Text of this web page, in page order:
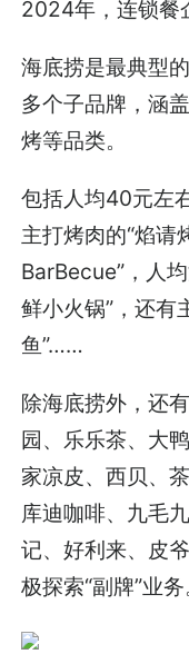
2024年，连锁餐
海底捞是最典型
多个子品牌，涵
烤等品类。
包括人均40元左
主打烤肉的“焰请
BarBecue”，人
鲜小火锅”，还有
鱼”……
除海底捞外，还
园、乐乐茶、大
家凉皮、西贝、
库迪咖啡、九毛
记、好利来、皮
极探索“副牌”业务